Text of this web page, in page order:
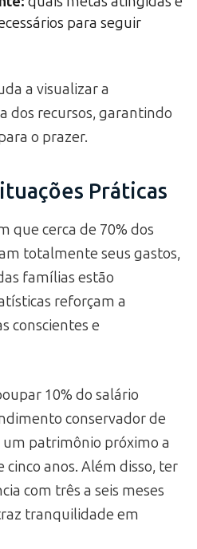
para seguir
a visualizar a
dos recursos, garantindo
o prazer.
Práticas
que cerca de 70% dos
totalmente seus gastos,
famílias estão
reforçam a
conscientes e
10% do salário
conservador de
um patrimônio próximo a
cinco anos. Além disso, ter
com três a seis meses
tranquilidade em